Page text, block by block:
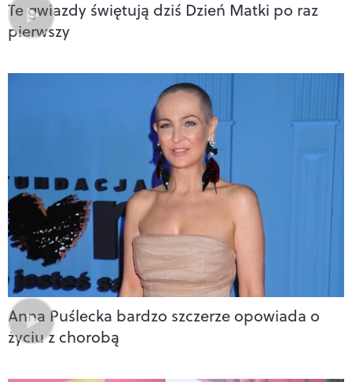
Te gwiazdy świętują dziś Dzień Matki po raz
pierwszy
Anna Puślecka bardzo szczerze opowiada o
życiu z chorobą